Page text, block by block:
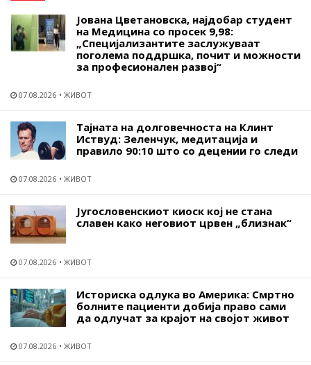
Јована Цветановска, најдобар студент
на Медицина со просек 9,98:
„Специјализантите заслужуваат
поголема поддршка, почит и можности
за професионален развој“
07.08.2026 ЖИВОТ
Тајната на долговечноста на Клинт
Иствуд: Зеленчук, медитација и
правило 90:10 што со децении го следи
07.08.2026 ЖИВОТ
Југословенскиот киоск кој не стана
славен како неговиот црвен „близнак“
07.08.2026 ЖИВОТ
Историска одлука во Америка: Смртно
болните пациенти добија право сами
да одлучат за крајот на својот живот
07.08.2026 ЖИВОТ